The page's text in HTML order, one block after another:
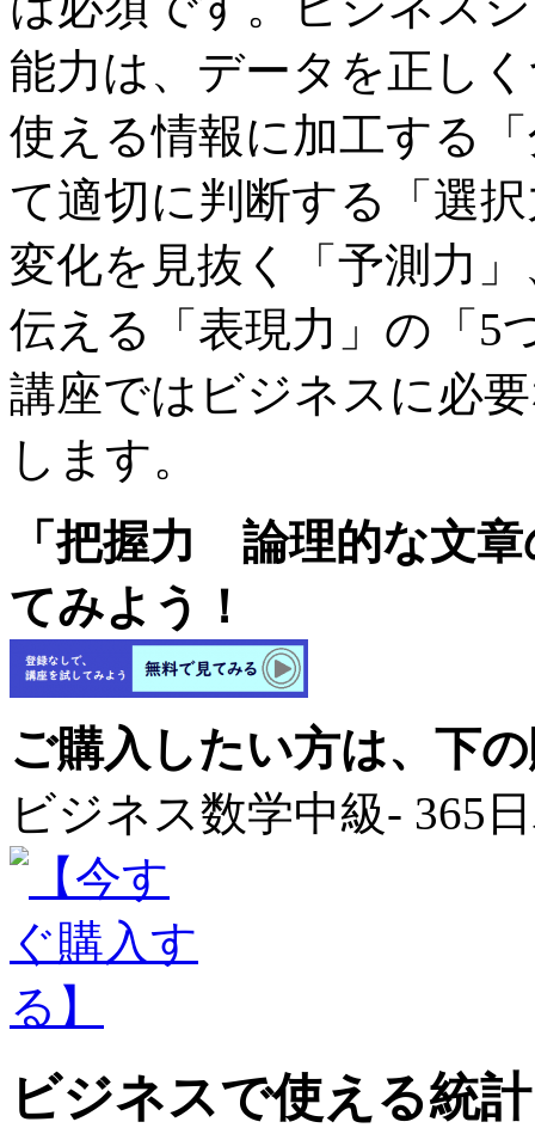
能力は、データを正し
使える情報に加工する
て適切に判断する「選
変化を見抜く「予測力
伝える「表現力」の「5
講座ではビジネスに必
します。
「把握力 論理的な文
てみよう！
ご購入したい方は、下
ビジネス数学中級- 365
ビジネスで使える統計